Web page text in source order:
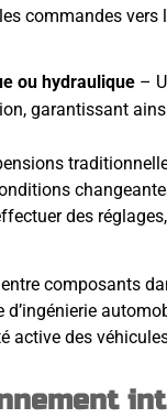
commandes
ou hydraulique –
garantissant
des
composants
d’ingénierie
active des